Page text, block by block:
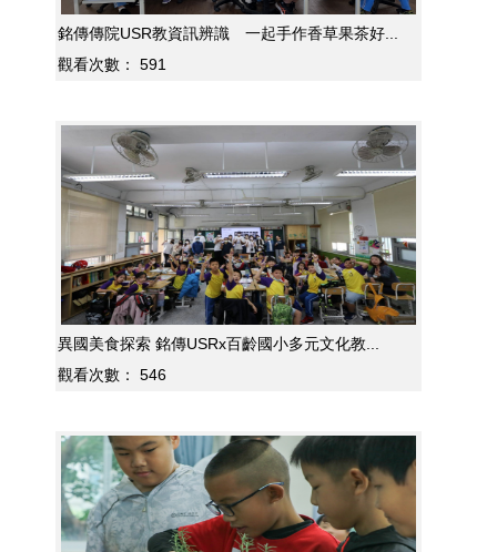
銘傳傳院USR教資訊辨識 一起手作香草果茶好...
觀看次數：
591
異國美食探索 銘傳USRx百齡國小多元文化教...
觀看次數：
546